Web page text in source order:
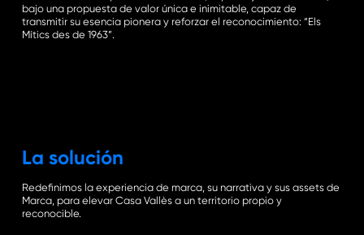
bajo una propuesta de valor única e inimitable, capaz de
transmitir su esencia pionera y reforzar el reconocimiento: “Els
Mítics des de 1963”.
La solución
Redefinimos la experiencia de marca, su narrativa y sus assets de
Marca, para elevar Casa Vallès a un territorio propio y
reconocible.